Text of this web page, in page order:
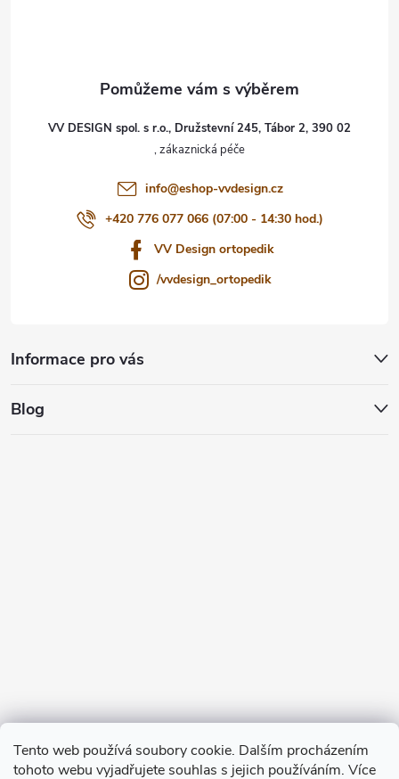
Tento web používá soubory cookie. Dalším procházením
tohoto webu vyjadřujete souhlas s jejich používáním. Více
VV DESIGN spol. s r.o., Družstevní 245, Tábor 2, 390 02
info@eshop-vvdesign.cz
+420 776 077 066 (07:00 - 14:30 hod.)
VV Design ortopedik
/vvdesign_ortopedik
Informace pro vás
Blog